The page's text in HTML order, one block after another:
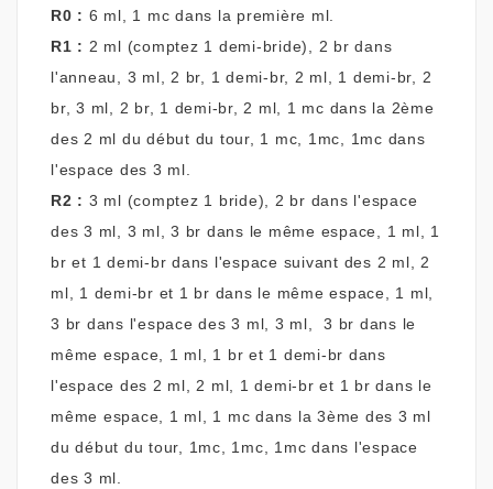
R0 : 6 ml, 1 mc dans la première ml.
R1 : 2 ml (comptez 1 demi-bride), 2 br dans
l'anneau, 3 ml, 2 br, 1 demi-br, 2 ml, 1 demi-br, 2
br, 3 ml, 2 br, 1 demi-br, 2 ml, 1 mc dans la 2ème
des 2 ml du début du tour, 1 mc, 1mc, 1mc dans
l'espace des 3 ml.
R2 : 3 ml (comptez 1 bride), 2 br dans l'espace
des 3 ml, 3 ml, 3 br dans le même espace, 1 ml, 1
br et 1 demi-br dans l'espace suivant des 2 ml, 2
ml, 1 demi-br et 1 br dans le même espace, 1 ml,
3 br dans l'espace des 3 ml, 3 ml, 3 br dans le
même espace, 1 ml, 1 br et 1 demi-br dans
l'espace des 2 ml, 2 ml, 1 demi-br et 1 br dans le
même espace, 1 ml, 1 mc dans la 3ème des 3 ml
du début du tour, 1mc, 1mc, 1mc dans l'espace
des 3 ml.